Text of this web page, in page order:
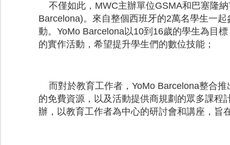
不僅如此，MWC主辦單位GSMA和巴塞隆
Barcelona)。來自整個西班牙的2萬名學生一
動。YoMo Barcelona以10到16歲的學生為目
的實作活動，希望提升學生們的數位技能；
而對於教育工作者，YoMo Barcelona整合
的免費資源，以及活動提供商規劃的眾多課程
辦，以教育工作者為中心的研討會和講座，旨